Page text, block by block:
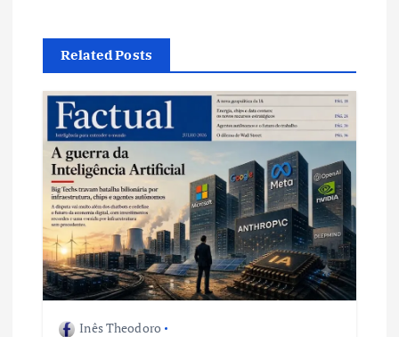
o
d
e
P
o
s
t
Related Posts
Inês Theodoro